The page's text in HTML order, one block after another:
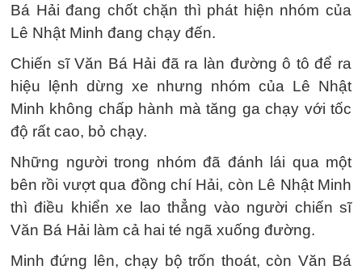
Bá Hải đang chốt chặn thì phát hiện nhóm của
Lê Nhật Minh đang chạy đến.
Chiến sĩ Văn Bá Hải đã ra làn đường ô tô để ra
hiệu lệnh dừng xe nhưng nhóm của Lê Nhật
Minh không chấp hành mà tăng ga chạy với tốc
độ rất cao, bỏ chạy.
Những người trong nhóm đã đánh lái qua một
bên rồi vượt qua đồng chí Hải, còn Lê Nhật Minh
thì điều khiển xe lao thẳng vào người chiến sĩ
Văn Bá Hải làm cả hai té ngã xuống đường.
Minh đứng lên, chạy bộ trốn thoát, còn Văn Bá